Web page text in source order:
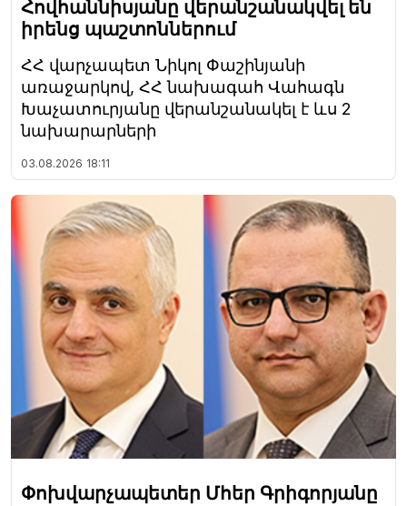
Հովհաննիսյանը վերանշանակվել են
իրենց պաշտոններում
ՀՀ վարչապետ Նիկոլ Փաշինյանի
առաջարկով, ՀՀ նախագահ Վահագն
Խաչատուրյանը վերանշանակել է ևս 2
նախարարների
03.08.2026 18:11
Փոխվարչապետեր Մհեր Գրիգորյանը